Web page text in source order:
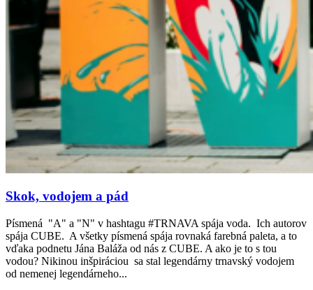
Skok, vodojem a pád
Písmená "A" a "N" v hashtagu #TRNAVA spája voda. Ich autorov
spája CUBE. A všetky písmená spája rovnaká farebná paleta, a to
vďaka podnetu Jána Baláža od nás z CUBE. A ako je to s tou
vodou? Nikinou inšpiráciou sa stal legendárny trnavský vodojem
od nemenej legendárneho...